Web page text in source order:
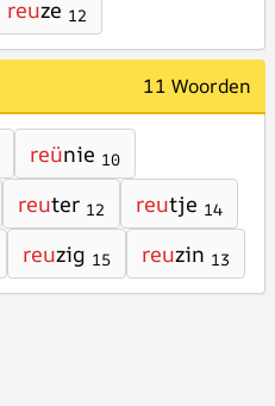
reuze 12
11 Woorden
reünie 10
reuter 12 reutje 14
reuzig 15 reuzin 13